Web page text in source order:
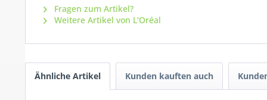
Fragen zum Artikel?
Weitere Artikel von L'Oréal
Ähnliche Artikel Kunden kauften auch